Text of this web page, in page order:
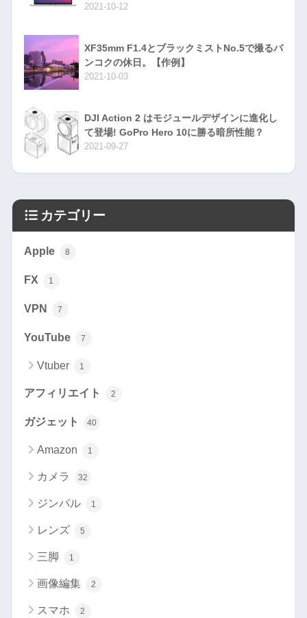
2021-10-12
XF35mm F1.4とブラックミストNo.5で撮るバ
ンコクの休日。【作例】
2021-10-03
DJI Action 2 はモジュールデザインに進化し
て登場! GoPro Hero 10に勝る暗所性能？
2021-09-27
カテゴリー
Apple 8
FX 1
VPN 7
YouTube 7
Vtuber 1
アフィリエイト 2
ガジェット 40
Amazon 1
カメラ 32
ジンバル 1
レンズ 5
三脚 1
画像編集 2
スマホ 2